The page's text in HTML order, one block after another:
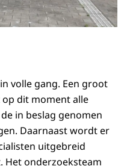
volle gang. Een groot
dit moment alle
in beslag genomen
Daarnaast wordt er
uitgebreid
Het onderzoeksteam